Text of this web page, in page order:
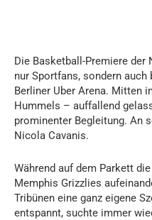
Die Basketball-Premiere
nur Sportfans, sondern
Berliner Uber Arena. Mitten
Hummels – auffallend
prominenter Begleitung. An
Nicola Cavanis.
Während auf dem Parkett
Memphis Grizzlies
Tribünen eine ganz eigene
entspannt, suchte immer